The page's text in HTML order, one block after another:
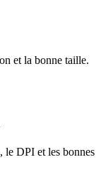
et la bonne taille.
le DPI et les bonnes